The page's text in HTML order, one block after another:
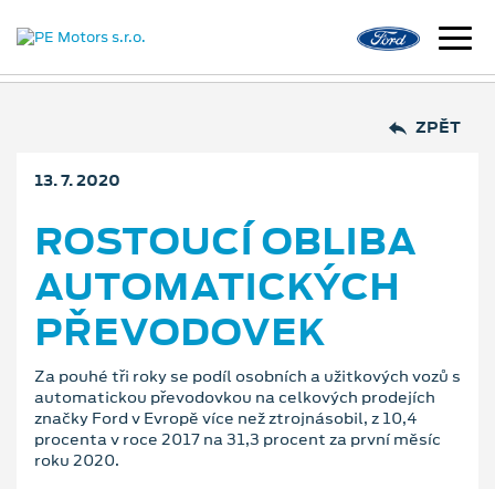
ZPĚT
13. 7. 2020
ROSTOUCÍ OBLIBA
AUTOMATICKÝCH
PŘEVODOVEK
Za pouhé tři roky se podíl osobních a užitkových vozů s
automatickou převodovkou na celkových prodejích
značky Ford v Evropě více než ztrojnásobil, z 10,4
procenta v roce 2017 na 31,3 procent za první měsíc
roku 2020.